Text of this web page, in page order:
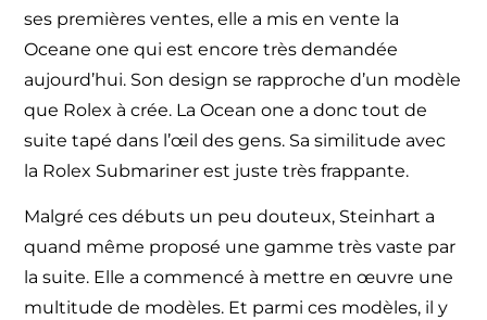
ses premières ventes, elle a mis en vente la
Oceane one qui est encore très demandée
aujourd’hui. Son design se rapproche d’un modèle
que Rolex à crée. La Ocean one a donc tout de
suite tapé dans l’œil des gens. Sa similitude avec
la Rolex Submariner est juste très frappante.
Malgré ces débuts un peu douteux, Steinhart a
quand même proposé une gamme très vaste par
la suite. Elle a commencé à mettre en œuvre une
multitude de modèles. Et parmi ces modèles, il y